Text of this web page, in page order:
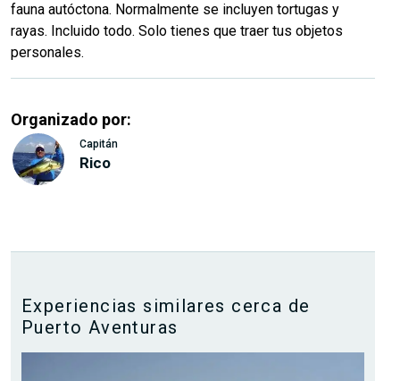
fauna autóctona. Normalmente se incluyen tortugas y
rayas. Incluido todo. Solo tienes que traer tus objetos
personales.
Organizado por:
Capitán
Rico
Experiencias similares cerca de
Puerto Aventuras